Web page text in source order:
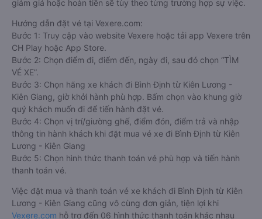
dịch đặt mua vé xe khách đi Bình Định từ Kiên Lương - Kiên
Giang nào của quý khách tại trang web
Vexere cam kết giải quyết sự cố. Chính sách tặng coupon
giảm giá hoặc hoàn tiền sẽ tùy theo từng trường hợp sự việc.
Hướng dẫn đặt vé tại Vexere.com:
Bước 1: Truy cập vào website Vexere hoặc tải app Vexere trên
CH Play hoặc App Store.
Bước 2: Chọn điểm đi, điểm đến, ngày đi, sau đó chọn “TÌM
VÉ XE”.
Bước 3: Chọn hãng xe khách đi Bình Định từ Kiên Lương -
Kiên Giang, giờ khởi hành phù hợp. Bấm chọn vào khung giờ
quý khách muốn đi để tiến hành đặt vé.
Bước 4: Chọn vị trí/giường ghế, điểm đón, điểm trả và nhập
thông tin hành khách khi đặt mua vé xe đi Bình Định từ Kiên
Lương - Kiên Giang
Bước 5: Chọn hình thức thanh toán vé phù hợp và tiến hành
thanh toán vé.